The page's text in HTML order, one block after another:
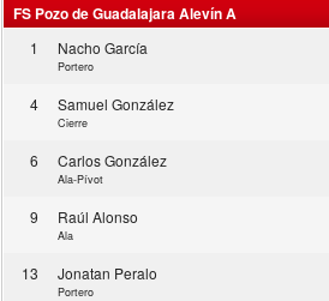
FS Pozo de Guadalajara Alevín A
1 Nacho García
Portero
4 Samuel González
Cierre
6 Carlos González
Ala-Pívot
9 Raúl Alonso
Ala
13 Jonatan Peralo
Portero